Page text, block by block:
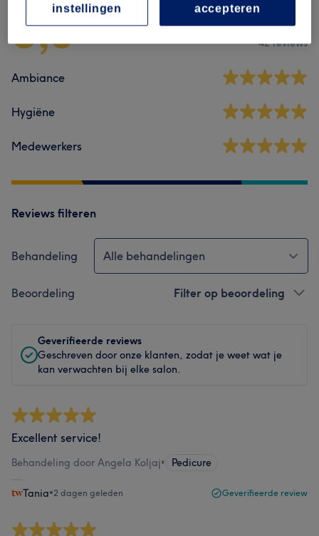
5,0 42 reviews
Ambiance
Hygiëne
Medewerkers
Reviews filteren
Behandeling Alle behandelingen
Beoordeling Filter op beoordeling
Geverifieerde reviews
Geschreven door onze klanten, zodat je weet wat je
kan verwachten bij elke salon.
Excellent service!
Behandeling door Angela Koljaj• Pedicure
Tania•2 dagen geleden Geverifieerde review
accepteren
instellingen